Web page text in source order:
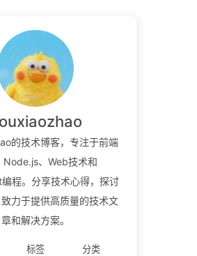
的技术博客，专注于前端
Node.js、Web技术和
程。分享技术心得，探讨
力于提供高质量的技术文
章和解决方案。
标签 分类